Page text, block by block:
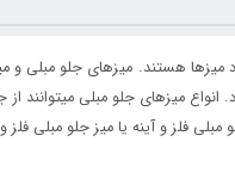
هستند. میزهای جلو مبلی و
میزهای جلو مبلی میتوانند
مبلی فلز و آینه یا میز جلو